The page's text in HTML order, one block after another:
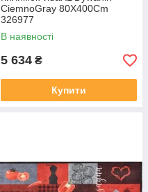
CiemnoGray 80X400Cm
326977
В наявності
5 634 ₴
Купити